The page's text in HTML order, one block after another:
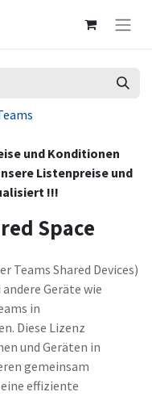
und Konditionen
Listenpreise und
!!!
Space
Teams Shared Devices)
Geräte wie
in
Diese Lizenz
und Geräten in
gemeinsam
effiziente